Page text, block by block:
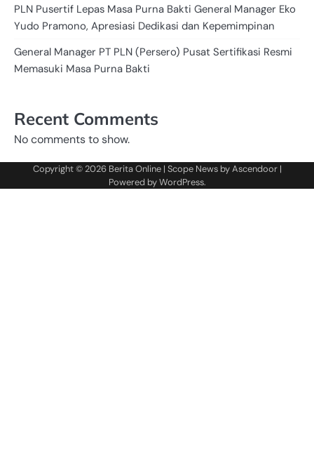
PLN Pusertif Lepas Masa Purna Bakti General Manager Eko
Yudo Pramono, Apresiasi Dedikasi dan Kepemimpinan
General Manager PT PLN (Persero) Pusat Sertifikasi Resmi
Memasuki Masa Purna Bakti
Recent Comments
No comments to show.
Copyright © 2026 Berita Online| Scope News byAscendoor|
Powered byWordPress.